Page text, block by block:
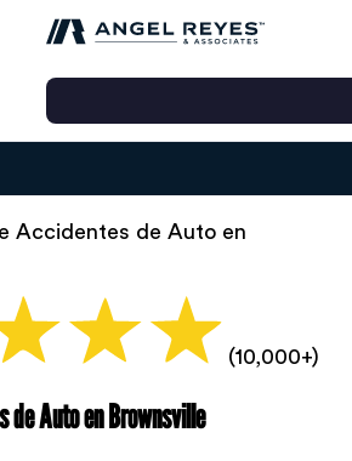
Accidentes de Auto en
(10,000+)
de Auto en Brownsville